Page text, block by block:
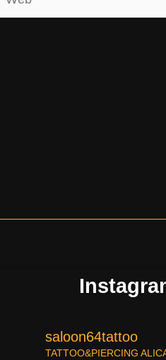
saloon64tattoo
TATTOO&PIERCING